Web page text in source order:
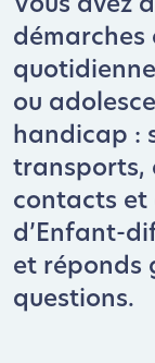
Vous avez
démarches
ou
handicap :
transports,
contacts et
d’Enfant-
et réponds
questions.